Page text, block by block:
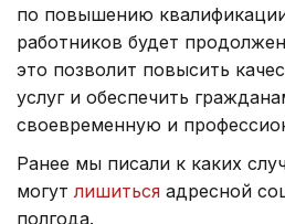
по повышению
работников будет
это позволит повысить
услуг и обеспечить
своевременную и
Ранее мы писали к каких
могутлишиться адресной
полгода.